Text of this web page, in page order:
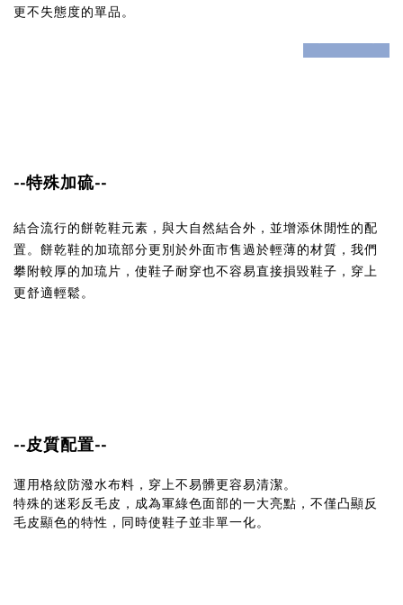
更不失態度的單品。
--特殊加硫--
結合流行的餅乾鞋元素，與大自然結合外，並增添休閒性的配
置。 餅乾鞋的加琉部分更別於外面市售過於輕薄的材質，我們
攀附較厚的加琉片，使鞋子耐穿也不容易直接損毀鞋子，穿上
更舒適輕鬆。
--皮質配置--
運用格紋防潑水布料，穿上不易髒更容易清潔。
特殊的迷彩反毛皮，成為軍綠色面部的一大亮點，不僅凸顯反
毛皮顯色的特性，同時使鞋子並非單一化。